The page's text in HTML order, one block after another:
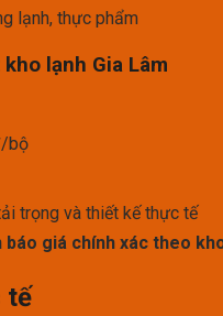
lạnh, thực phẩm
lạnh Gia Lâm
bộ
trọng và thiết kế thực tế
báo giá chính xác theo
tế